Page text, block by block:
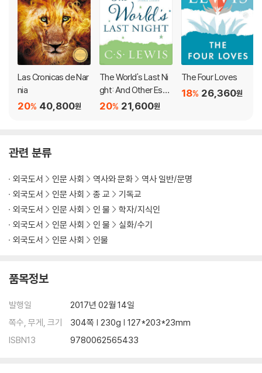
Las Cronicas de Nar
nia
40,800원
20%
The World's Last Ni
ght: And Other Essa
ys
21,600원
20%
The Four Loves
26,360원
18%
관련 분류
외국도서 인문 사회 역사와 문화
역사 일반/문명
외국도서
인문 사회 종 교
기독교
외국도서
인문 사회 인 물
학자/지식인
외국도서
인문 사회 인 물
실화/수기
외국도서
인문 사회 인물
품목정보
발행일
2017년 02월 14일
쪽수, 무게, 크기
304쪽 | 230g | 127*203*23mm
ISBN13
9780062565433